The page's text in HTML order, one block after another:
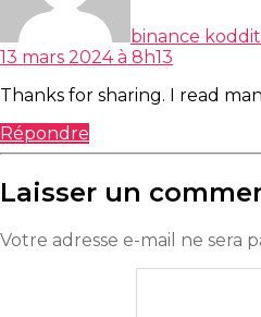
binance koddit
13 mars 2024 à 8h13
Thanks for sharing. I read
Répondre
Laisser un
Votre adresse e-mail ne sera